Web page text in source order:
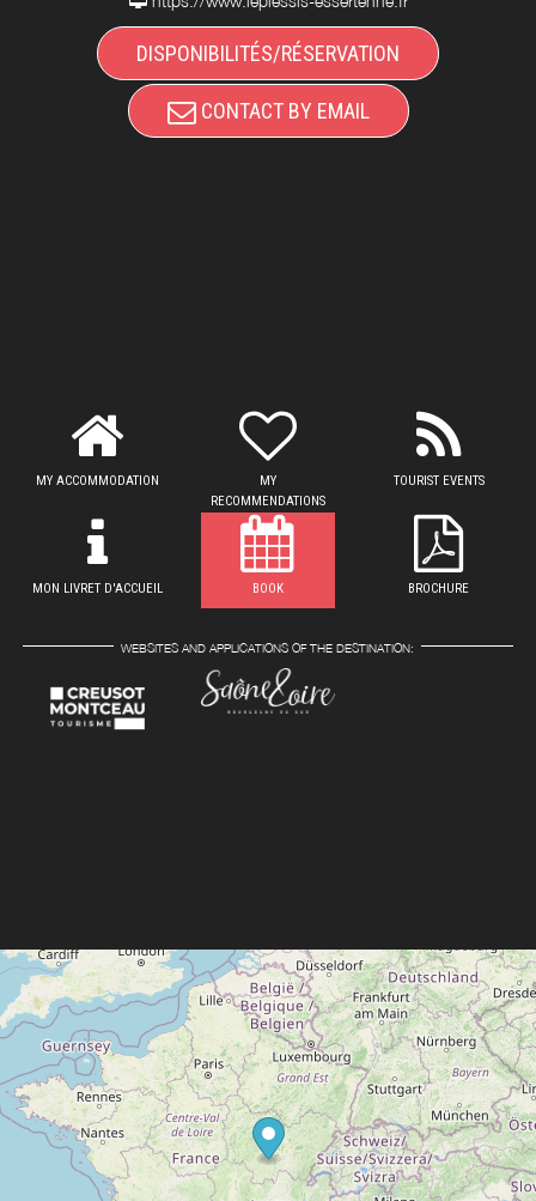
DISPONIBILITÉS/RÉSERVATION
CONTACT BY EMAIL
MY ACCOMMODATION
MY
RECOMMENDATIONS
TOURIST EVENTS
MON LIVRET D'ACCUEIL BOOK BROCHURE
WEBSITES AND APPLICATIONS OF THE DESTINATION: